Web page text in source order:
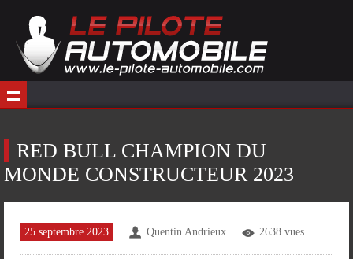
RED BULL CHAMPION DU
MONDE CONSTRUCTEUR 2023
25 septembre 2023 Quentin Andrieux 2638 vues